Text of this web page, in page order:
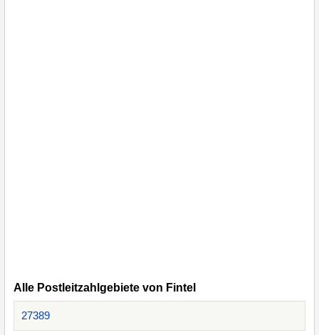
Alle Postleitzahlgebiete von Fintel
27389